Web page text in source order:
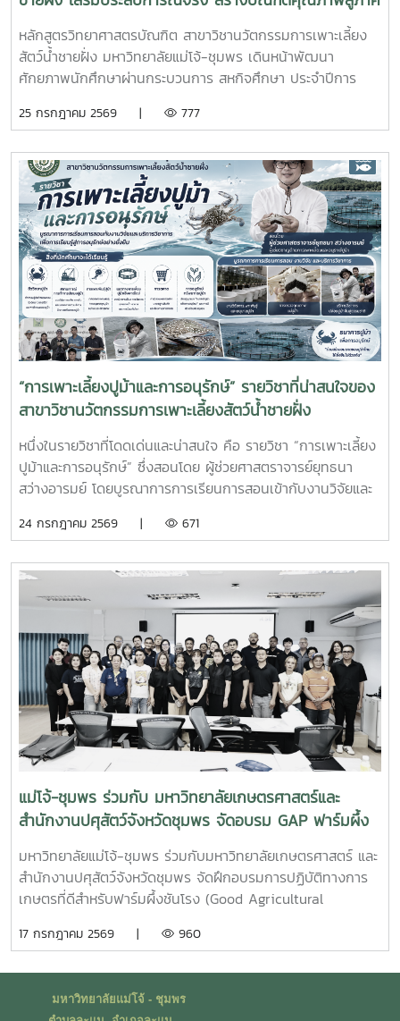
อุตสาหกรรมการผลิตสัตว์น้ำ
หลักสูตรวิทยาศาสตรบัณฑิต สาขาวิชานวัตกรรมการเพาะเลี้ยง
สัตว์น้ำชายฝั่ง มหาวิทยาลัยแม่โจ้-ชุมพร เดินหน้าพัฒนา
ศักยภาพนักศึกษาผ่านกระบวนการ สหกิจศึกษา ประจำปีการ
การและหน่วยงานภาคีเครือข่ายเป็นระยะเวลา 4 เดือน เพื่อให้
ความรู้จากห้องเรียนไปประยุกต์ใช้ในการทำงานจริงทั้งนี้ สหกิจ
ศึกษาเป็นส่วนสำคัญของการจัดการเรียนการสอน ที่มุ่งเน้นการ
ผลิตบัณฑิตให้มีความพร้อมทั้งด้านวิชาการและวิชาชีพ นักศึกษา
จะได้ฝึกทักษะการทำงานในสภาพแวดล้อมจริง เรียนรู้การแก้ไข
ปัญหาเฉพาะหน้า อดทน สู้งาน ซื่อสัตย์ มีสัมมาคารวะ ทำงาน
ร่วมกับผู้อื่นได้ และการปรับตัวให้เข้ากับองค์กร ตลอดจนพัฒนา
ทักษะวิชาชีพด้านการเพาะเลี้ยงสัตว์น้ำชายฝั่ง ให้สอดคล้องกับ
ความต้องการของภาคอุตสาหกรรมการผลิตสัตว์น้ำและอื่นๆที่
เกี่ยวข้อง
25 กรกฎาคม 2569 | 777
“การเพาะเลี้ยงปูม้าและการอนุรักษ์” รายวิชาที่น่าสนใจของ
สาขาวิชานวัตกรรมการเพาะเลี้ยงสัตว์น้ำชายฝั่ง
หนึ่งในรายวิชาที่โดดเด่นและน่าสนใจ คือ รายวิชา “การเพาะเลี้ยง
ปูม้าและการอนุรักษ์” ซึ่งสอนโดย ผู้ช่วยศาสตราจารย์ยุทธนา
สว่างอารมย์ โดยบูรณาการการเรียนการสอนเข้ากับงานวิจัยและ
และภาคปฏิบัติ ตั้งแต่ชีววิทยาและวงจรชีวิตของปูม้า การเพาะ
และการฟื้นฟูทรัพยากรปูม้าในพื้นที่ชายฝั่งนักศึกษาจะได้ลงพื้นที่
ปฏิบัติงานจริง ร่วมศึกษาวิจัยและทำกิจกรรมบริการวิชาการกับ
ชุมชน ภาคีเครือข่าย และหน่วยงานที่เกี่ยวข้อง เพื่อแลกเปลี่ยน
องค์ความรู้และร่วมกันพัฒนาแนวทางการอนุรักษ์ทรัพยากรทาง
ทะเล อันเป็นการสร้างประสบการณ์การเรียนรู้จากสถานการณ์
จริง พร้อมปลูกฝังความรับผิดชอบต่อสังคมและสิ่งแวดล้อม
24 กรกฎาคม 2569 | 671
แม่โจ้-ชุมพร ร่วมกับ มหาวิทยาลัยเกษตรศาสตร์และ
สำนักงานปศุสัตว์จังหวัดชุมพร จัดอบรม GAP ฟาร์มผึ้ง
ชันโรง ยกระดับมาตรฐานการเลี้ยงสู่การพัฒนาเศรษฐกิจ
ชุมชนอย่างยั่งยืน
มหาวิทยาลัยแม่โจ้-ชุมพร ร่วมกับมหาวิทยาลัยเกษตรศาสตร์ และ
สำนักงานปศุสัตว์จังหวัดชุมพร จัดฝึกอบรมการปฏิบัติทางการ
เกษตรที่ดีสำหรับฟาร์มผึ้งชันโรง (Good Agricultural
กรกฎาคม พ.ศ. 2569 ณ ห้องประชุมชั้นดาดฟ้า อาคารบุญรอด
อบรม และอาจารย์วีรชัย เพชรสุทธิ์ รองคณบดีฝ่ายวิชาการ วิจัย
17 กรกฎาคม 2569 | 960
มหาวิทยาลัยแม่โจ้ - ชุมพร